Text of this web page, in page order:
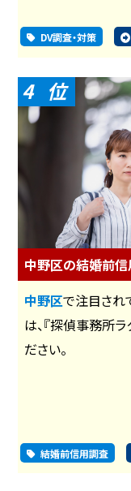
DV調査・対策
4
中野区の結婚前
中野区で注目され
は、『探偵事務所
ださい。
結婚前信用調査